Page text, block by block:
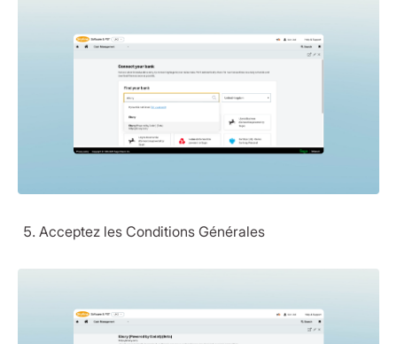
Acceptez les Conditions Générales